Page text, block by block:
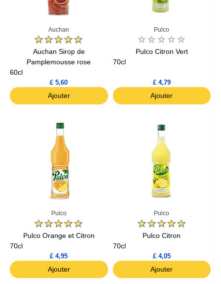
Auchan
Auchan Sirop de
Pamplemousse rose
60cl
£ 5,60
Ajouter
Pulco
Pulco Citron Vert
70cl
£ 4,79
Ajouter
Pulco
Pulco Orange et Citron
70cl
£ 4,95
Ajouter
Pulco
Pulco Citron
70cl
£ 4,05
Ajouter